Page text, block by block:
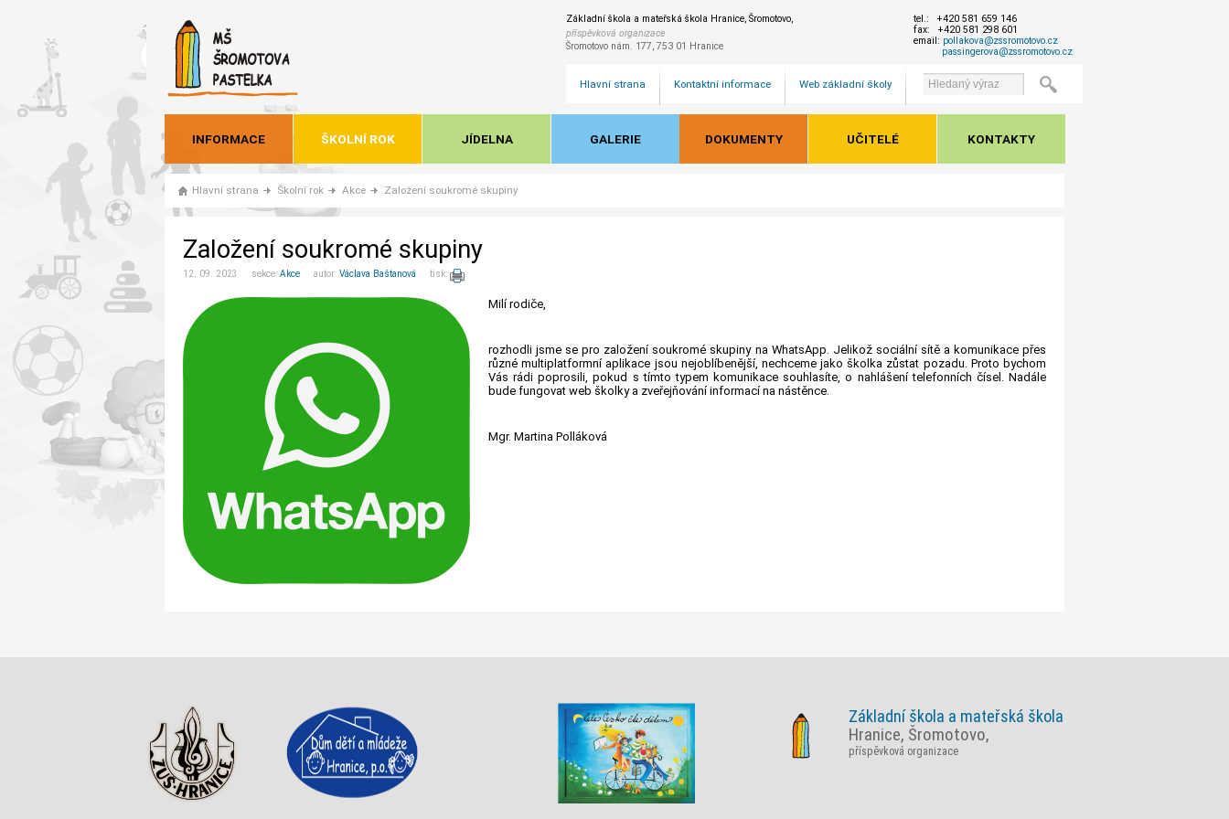
Základní škola a mateřská škola Hranice, Šromotovo,
příspěvková organizace
Šromotovo nám. 177, 753 01 Hranice
tel.: +420 581 659 146
fax: +420 581 298 601
email: pollakova@zssromotovo.cz
passingerova@zssromotovo.cz
Hlavní strana Kontaktní informace Web základní školy
INFORMACE ŠKOLNÍ ROK JÍDELNA GALERIE DOKUMENTY UČITELÉ KONTAKTY
Hlavní strana Školní rok Akce Založení soukromé skupiny
Založení soukromé skupiny
12. 09. 2023 sekce: Akce autor: Václava Baštanová tisk:
Milí rodiče,
rozhodli jsme se pro založení soukromé skupiny na WhatsApp. Jelikož sociální sítě a komunikace přes
různé multiplatformní aplikace jsou nejoblíbenější, nechceme jako školka zůstat pozadu. Proto bychom
Vás rádi poprosili, pokud s tímto typem komunikace souhlasíte, o nahlášení telefonních čísel. Nadále
bude fungovat web školky a zveřejňování informací na nástěnce.
Mgr. Martina Polláková
Základní škola a mateřská škola
Hranice, Šromotovo,
příspěvková organizace